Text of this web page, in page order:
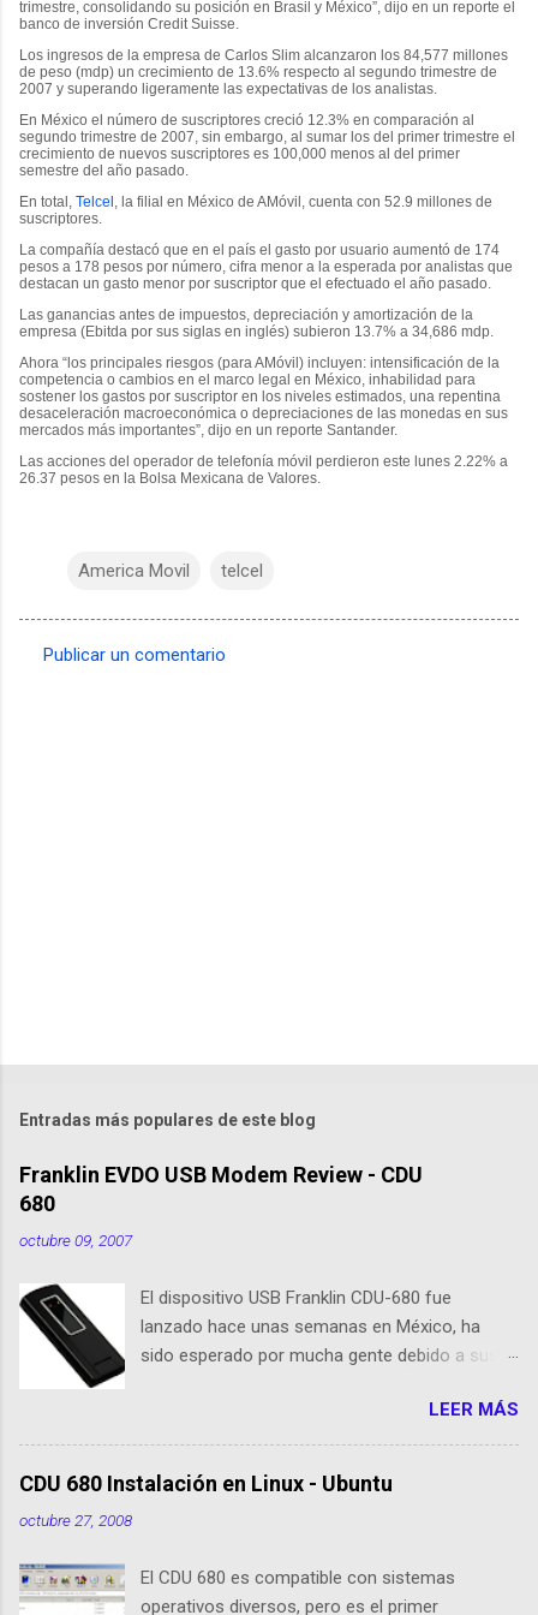
trimestre, consolidando su posición en Brasil y México”, dijo en un reporte el
banco de inversión Credit Suisse.
Los ingresos de la empresa de Carlos Slim alcanzaron los 84,577 millones
de peso (mdp) un crecimiento de 13.6% respecto al segundo trimestre de
2007 y superando ligeramente las expectativas de los analistas.
En México el número de suscriptores creció 12.3% en comparación al
segundo trimestre de 2007, sin embargo, al sumar los del primer trimestre el
crecimiento de nuevos suscriptores es 100,000 menos al del primer
semestre del año pasado.
En total, Telcel , la filial en México de AMóvil, cuenta con 52.9 millones de
suscriptores.
La compañía destacó que en el país el gasto por usuario aumentó de 174
pesos a 178 pesos por número, cifra menor a la esperada por analistas que
destacan un gasto menor por suscriptor que el efectuado el año pasado.
Las ganancias antes de impuestos, depreciación y amortización de la
empresa (Ebitda por sus siglas en inglés) subieron 13.7% a 34,686 mdp.
Ahora “los principales riesgos (para AMóvil) incluyen: intensificación de la
competencia o cambios en el marco legal en México, inhabilidad para
sostener los gastos por suscriptor en los niveles estimados, una repentina
desaceleración macroeconómica o depreciaciones de las monedas en sus
mercados más importantes”, dijo en un reporte Santander.
Las acciones del operador de telefonía móvil perdieron este lunes 2.22% a
26.37 pesos en la Bolsa Mexicana de Valores.
America Movil telcel
Publicar un comentario
Entradas más populares de este blog
Franklin EVDO USB Modem Review - CDU
680
octubre 09, 2007
El dispositivo USB Franklin CDU-680 fue
lanzado hace unas semanas en México, ha
sido esperado por mucha gente debido a sus
tamaño es 1/3 parte de EvDO Modems como
Kyocera 650 o Audiovox 5740. En esta nueva
edición, Franklin ha agregado nuevas
Flash 64 MB incorporada GPS incorporado
LEER MÁS
CDU 680 Instalación en Linux - Ubuntu
octubre 27, 2008
El CDU 680 es compatible con sistemas
operativos diversos, pero es el primer